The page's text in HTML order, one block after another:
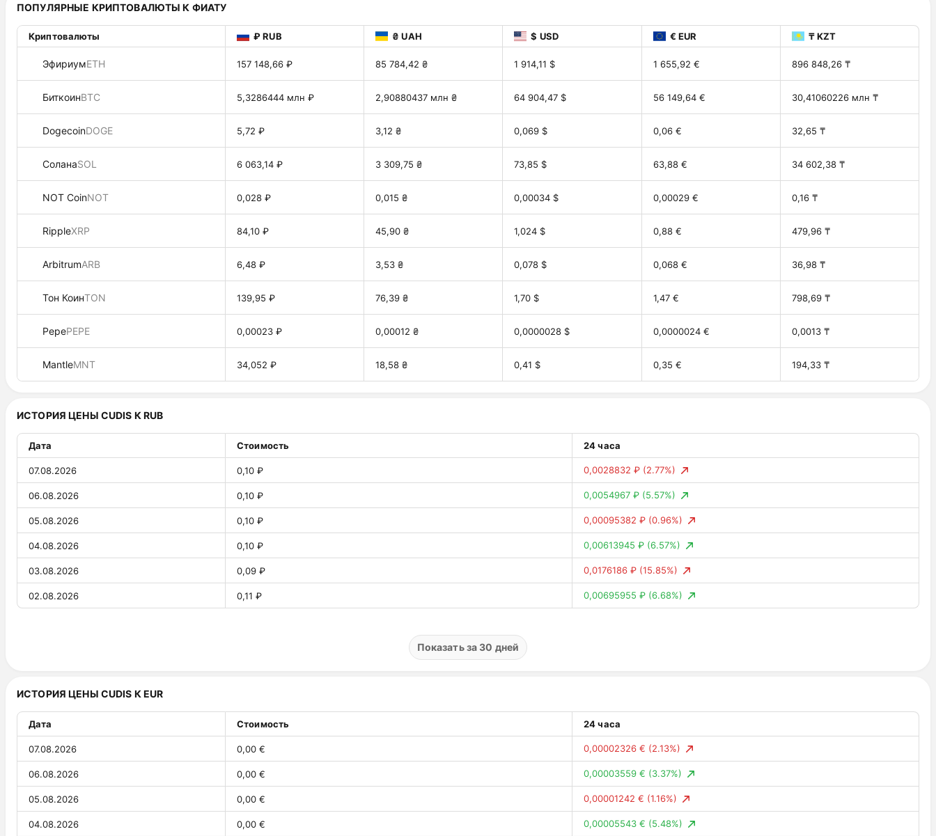
ПОПУЛЯРНЫЕ КРИПТОВАЛЮТЫ К ФИАТУ
Криптовалюты ₽ RUB ₴ UAH $ USD € EUR ₸ KZT
ЭфириумETH 157 148,66 ₽ 85 784,42 ₴ 1 914,11 $ 1 655,92 € 896 848,26 ₸
БиткоинBTC 5,3286444 млн ₽ 2,90880437 млн ₴ 64 904,47 $ 56 149,64 € 30,41060226 млн ₸
DogecoinDOGE 5,72 ₽ 3,12 ₴ 0,069 $ 0,06 € 32,65 ₸
СоланаSOL 6 063,14 ₽ 3 309,75 ₴ 73,85 $ 63,88 € 34 602,38 ₸
NOT CoinNOT 0,028 ₽ 0,015 ₴ 0,00034 $ 0,00029 € 0,16 ₸
RippleXRP 84,10 ₽ 45,90 ₴ 1,024 $ 0,88 € 479,96 ₸
ArbitrumARB 6,48 ₽ 3,53 ₴ 0,078 $ 0,068 € 36,98 ₸
Тон КоинTON 139,95 ₽ 76,39 ₴ 1,70 $ 1,47 € 798,69 ₸
PepePEPE 0,00023 ₽ 0,00012 ₴ 0,0000028 $ 0,0000024 € 0,0013 ₸
MantleMNT 34,052 ₽ 18,58 ₴ 0,41 $ 0,35 € 194,33 ₸
ИСТОРИЯ ЦЕНЫ CUDIS К RUB
Дата Стоимость 24 часа
07.08.2026 0,10 ₽ 0,0028832 ₽ (2.77%)
06.08.2026 0,10 ₽ 0,0054967 ₽ (5.57%)
05.08.2026 0,10 ₽ 0,00095382 ₽ (0.96%)
04.08.2026 0,10 ₽ 0,00613945 ₽ (6.57%)
03.08.2026 0,09 ₽ 0,0176186 ₽ (15.85%)
02.08.2026 0,11 ₽ 0,00695955 ₽ (6.68%)
29.07.2026
28.07.2026 0,14 ₽ 0,01008062 ₽
27.07.2026 0,13 ₽ 0,000255 ₽ (0.20%)
26.07.2026 0,13 ₽ 0,00572768 ₽ (4.36%)
25.07.2026 0,13 ₽ 0,0155789 ₽ (10.60%)
24.07.2026 0,15 ₽ 0,02122038 ₽ (12.62%)
Показать за 30 дней
ИСТОРИЯ ЦЕНЫ CUDIS К EUR
Дата Стоимость 24 часа
07.08.2026 0,00 € 0,00002326 € (2.13%)
06.08.2026 0,00 € 0,00003559 € (3.37%)
05.08.2026 0,00 € 0,00001242 € (1.16%)
04.08.2026 0,00 € 0,00005543 € (5.48%)